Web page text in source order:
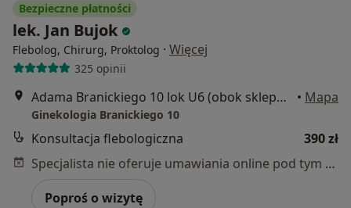
Bezpieczne płatności
lek. Jan Bujok
Flebolog, Chirurg, Proktolog · Więcej
325 opinii
Adama Branickiego 10 lok U6 (obok sklepu rowerowego), Warszawa • Mapa
Ginekologia Branickiego 10
Konsultacja flebologiczna
390 zł
Specjalista nie oferuje umawiania online pod tym adresem.
Poproś o wizytę